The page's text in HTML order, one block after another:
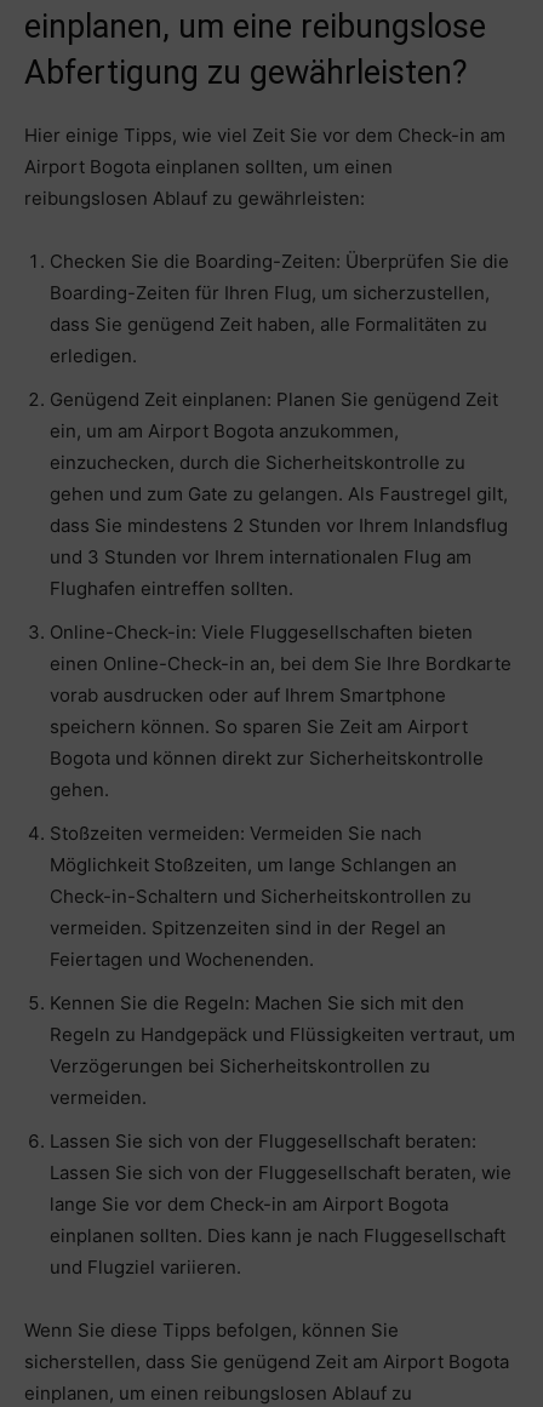
einplanen, um eine reibungslose
Abfertigung zu gewährleisten?
Hier einige Tipps, wie viel Zeit Sie vor dem Check-in am
Airport Bogota einplanen sollten, um einen
reibungslosen Ablauf zu gewährleisten:
Checken Sie die Boarding-Zeiten: Überprüfen Sie die
Boarding-Zeiten für Ihren Flug, um sicherzustellen,
dass Sie genügend Zeit haben, alle Formalitäten zu
erledigen.
Genügend Zeit einplanen: Planen Sie genügend Zeit
ein, um am Airport Bogota anzukommen,
einzuchecken, durch die Sicherheitskontrolle zu
gehen und zum Gate zu gelangen. Als Faustregel gilt,
dass Sie mindestens 2 Stunden vor Ihrem Inlandsflug
und 3 Stunden vor Ihrem internationalen Flug am
Flughafen eintreffen sollten.
Online-Check-in: Viele Fluggesellschaften bieten
einen Online-Check-in an, bei dem Sie Ihre Bordkarte
vorab ausdrucken oder auf Ihrem Smartphone
speichern können. So sparen Sie Zeit am Airport
Bogota und können direkt zur Sicherheitskontrolle
gehen.
Stoßzeiten vermeiden: Vermeiden Sie nach
Möglichkeit Stoßzeiten, um lange Schlangen an
Check-in-Schaltern und Sicherheitskontrollen zu
vermeiden. Spitzenzeiten sind in der Regel an
Feiertagen und Wochenenden.
Kennen Sie die Regeln: Machen Sie sich mit den
Regeln zu Handgepäck und Flüssigkeiten vertraut, um
Verzögerungen bei Sicherheitskontrollen zu
vermeiden.
Lassen Sie sich von der Fluggesellschaft beraten:
Lassen Sie sich von der Fluggesellschaft beraten, wie
lange Sie vor dem Check-in am Airport Bogota
einplanen sollten. Dies kann je nach Fluggesellschaft
und Flugziel variieren.
Wenn Sie diese Tipps befolgen, können Sie
sicherstellen, dass Sie genügend Zeit am Airport Bogota
einplanen, um einen reibungslosen Ablauf zu